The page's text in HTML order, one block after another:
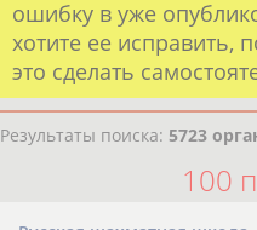
ошибку в уже
хотите ее исправить,
это сделать
Результаты поиска: 5723
100